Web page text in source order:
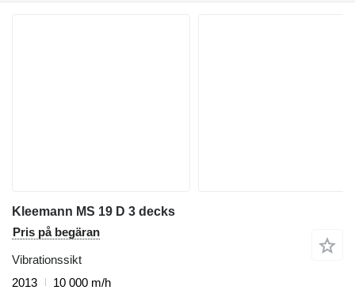
Kleemann MS 19 D 3 decks
Pris på begäran
Vibrationssikt
2013
10 000 m/h